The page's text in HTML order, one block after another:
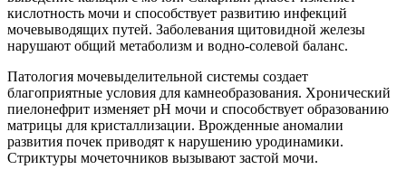
кислотность мочи и способствует развитию инфекций
мочевыводящих путей. Заболевания щитовидной железы
нарушают общий метаболизм и водно-солевой баланс.
Патология мочевыделительной системы создает
благоприятные условия для камнеобразования. Хронический
пиелонефрит изменяет рН мочи и способствует образованию
матрицы для кристаллизации. Врожденные аномалии
развития почек приводят к нарушению уродинамики.
Стриктуры мочеточников вызывают застой мочи.